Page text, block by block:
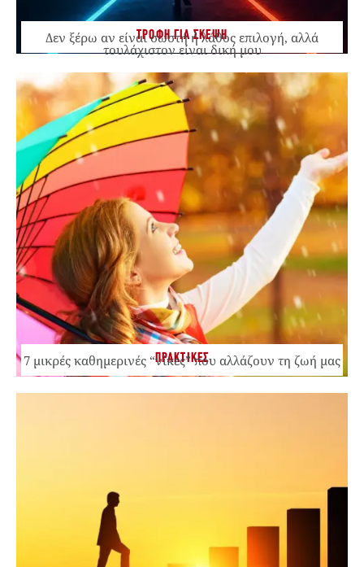
ΤΡΟΦΗ ΓΙΑ ΣΚΕΨΗ
Δεν ξέρω αν είναι σωστή ή λάθος επιλογή, αλλά
τουλάχιστον είναι δική μου
ΠΡΑΚΤΙΚΕΣ
7 μικρές καθημερινές “νίκες” που αλλάζουν τη ζωή μας